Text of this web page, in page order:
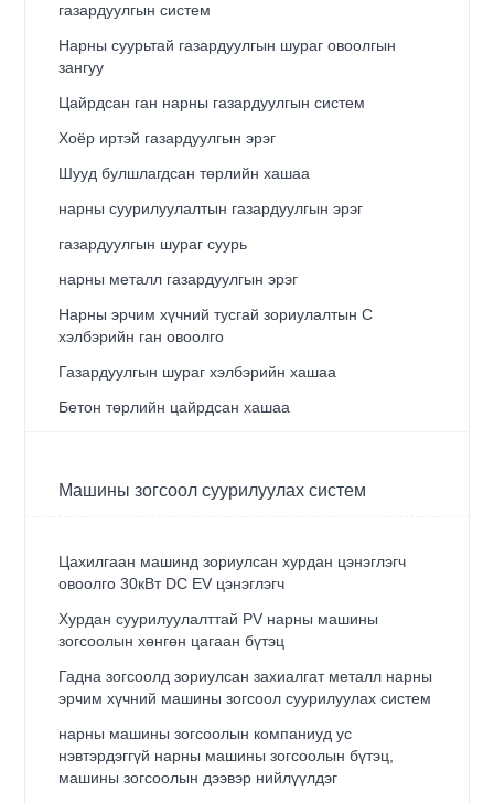
газардуулгын систем
Нарны суурьтай газардуулгын шураг овоолгын
зангуу
Цайрдсан ган нарны газардуулгын систем
Хоёр иртэй газардуулгын эрэг
Шууд булшлагдсан төрлийн хашаа
нарны суурилуулалтын газардуулгын эрэг
газардуулгын шураг суурь
нарны металл газардуулгын эрэг
Нарны эрчим хүчний тусгай зориулалтын C
хэлбэрийн ган овоолго
Газардуулгын шураг хэлбэрийн хашаа
Бетон төрлийн цайрдсан хашаа
Машины зогсоол суурилуулах систем
Цахилгаан машинд зориулсан хурдан цэнэглэгч
овоолго 30кВт DC EV цэнэглэгч
Хурдан суурилуулалттай PV нарны машины
зогсоолын хөнгөн цагаан бүтэц
Гадна зогсоолд зориулсан захиалгат металл нарны
эрчим хүчний машины зогсоол суурилуулах систем
нарны машины зогсоолын компаниуд ус
нэвтэрдэггүй нарны машины зогсоолын бүтэц,
машины зогсоолын дээвэр нийлүүлдэг